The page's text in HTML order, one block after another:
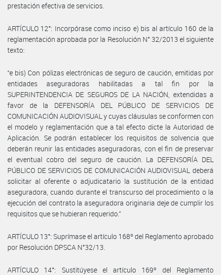
prestación efectiva de servicios.
ARTÍCULO 12°: Incorpórase como inciso e) bis al artículo 160 de la
reglamentación aprobada por la Resolución N° 32/2013 el siguiente
texto:
“e bis) Con pólizas electrónicas de seguro de caución, emitidas por
entidades aseguradoras habilitadas a tal fin por la
SUPERINTENDENCIA DE SEGUROS DE LA NACIÓN, extendidas a
favor de la DEFENSORÍA DEL PÚBLICO DE SERVICIOS DE
COMUNICACIÓN AUDIOVISUAL y cuyas cláusulas se conformen con
el modelo y reglamentación que a tal efecto dicte la Autoridad de
Aplicación. Se podrán establecer los requisitos de solvencia que
deberán reunir las entidades aseguradoras, con el fin de preservar
el eventual cobro del seguro de caución. La DEFENSORÍA DEL
PÚBLICO DE SERVICIOS DE COMUNICACIÓN AUDIOVISUAL deberá
solicitar al oferente o adjudicatario la sustitución de la entidad
aseguradora, cuando durante el transcurso del procedimiento o la
ejecución del contrato la aseguradora originaria deje de cumplir los
requisitos que se hubieran requerido.”
ARTÍCULO 13°: Suprímase el artículo 168º del Reglamento aprobado
por Resolución DPSCA N°32/13.
ARTÍCULO 14°: Sustitúyese el artículo 169º del Reglamento